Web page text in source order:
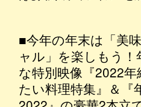
■今年の年末は「美
ャル」を楽しもう！
な特別映像『2022
たい料理特集』＆『